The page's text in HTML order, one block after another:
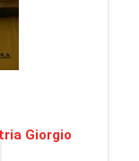
Giorgio